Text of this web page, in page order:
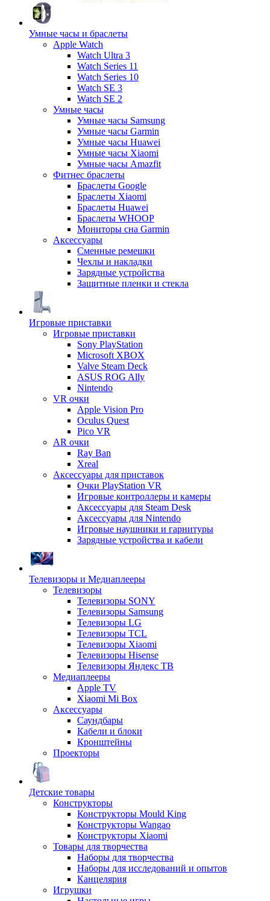
Умные часы и браслеты
Apple Watch
Watch Ultra 3
Watch Series 11
Watch Series 10
Watch SE 3
Watch SE 2
Умные часы
Умные часы Samsung
Умные часы Garmin
Умные часы Huawei
Умные часы Xiaomi
Умные часы Amazfit
Фитнес браслеты
Браслеты Google
Браслеты Xiaomi
Браслеты Huawei
Браслеты WHOOP
Мониторы сна Garmin
Аксессуары
Сменные ремешки
Чехлы и накладки
Зарядные устройства
Защитные пленки и стекла
Игровые приставки
Игровые приставки
Sony PlayStation
Microsoft XBOX
Valve Steam Deck
ASUS ROG Ally
Nintendo
VR очки
Apple Vision Pro
Oculus Quest
Pico VR
AR очки
Ray Ban
Xreal
Аксессуары для приставок
Очки PlayStation VR
Игровые контроллеры и камеры
Аксессуары для Steam Desk
Аксессуары для Nintendo
Игровые наушники и гарнитуры
Зарядные устройства и кабели
Телевизоры и Медиаплееры
Телевизоры
Телевизоры SONY
Телевизоры Samsung
Телевизоры LG
Телевизоры TCL
Телевизоры Xiaomi
Телевизоры Hisense
Телевизоры Яндекс ТВ
Медиаплееры
Apple TV
Xiaomi Mi Box
Аксессуары
Саундбары
Кабели и блоки
Кронштейны
Проекторы
Детские товары
Конструкторы
Конструкторы Mould King
Конструкторы Wangao
Конструкторы Xiaomi
Товары для творчества
Наборы для творчества
Наборы для исследований и опытов
Канцелярия
Игрушки